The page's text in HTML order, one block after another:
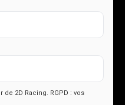
de 2D Racing. RGPD : vos